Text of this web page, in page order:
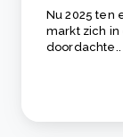
Nu 2025 ten
markt zich
doordachte..